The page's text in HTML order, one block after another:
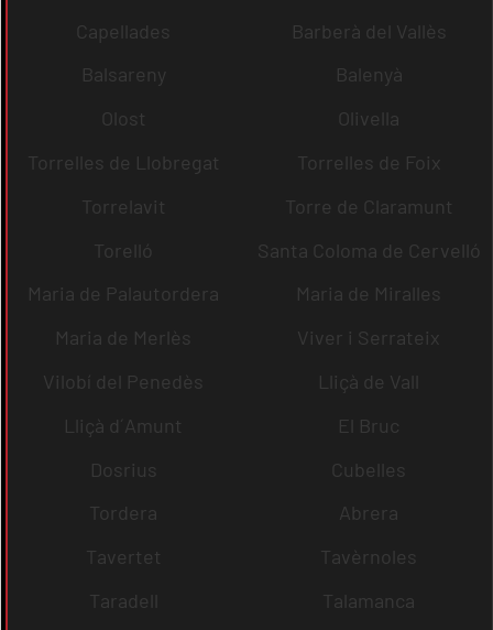
Capellades
Barberà del Vallès
Balsareny
Balenyà
Olost
Olivella
Torrelles de Llobregat
Torrelles de Foix
Torrelavit
Torre de Claramunt
Torelló
Santa Coloma de Cervelló
Maria de Palautordera
Maria de Miralles
Maria de Merlès
Viver i Serrateix
Vilobí del Penedès
Lliçà de Vall
Lliçà d´Amunt
El Bruc
Dosrius
Cubelles
Tordera
Abrera
Tavertet
Tavèrnoles
Taradell
Talamanca